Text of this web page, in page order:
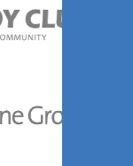
Đăng ký ngay